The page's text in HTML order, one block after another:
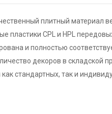
плитный материал
пластики CPL и HPL
и полностью
декоров в складской
стандартных, так и